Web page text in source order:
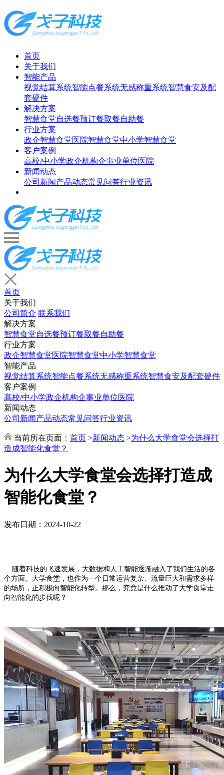
首页
关于我们
智能产品
视觉结算系统智能点餐系统无感称重系统智慧食安及配
套硬件
解决方案
智慧食堂自选餐预订餐取餐自助餐
行业方案
政企智慧食堂医院智慧食堂中小学智慧食堂
客户案例
高校/中小学政企机构企事业单位医院
新闻动态
公司新闻产品动态常见问答行业资讯
首页
关于我们
公司简介 联系我们
解决方案
智慧食堂自选餐预订餐取餐自助餐
行业方案
政企智慧食堂医院智慧食堂中小学智慧食堂
智能产品
视觉结算系统智能点餐系统无感称重系统智慧食安及配套硬件
客户案例
高校/中小学政企机构企事业单位医院
新闻动态
公司新闻产品动态常见问答行业资讯
当前所在页面： 首页 >新闻动态 >为什么大学食堂会选择打
造成智能化食堂？
为什么大学食堂会选择打造成
智能化食堂？
发布日期：2024-10-22
随着科技的飞速发展，大数据和人工智能逐渐融入了我们生活的各
个方面。大学食堂，也作为一个日常运营复杂、流量巨大和需求多样
的场所，正积极向智能化转型。那么，究竟是什么推动了大学食堂走
向智能化的步伐呢？